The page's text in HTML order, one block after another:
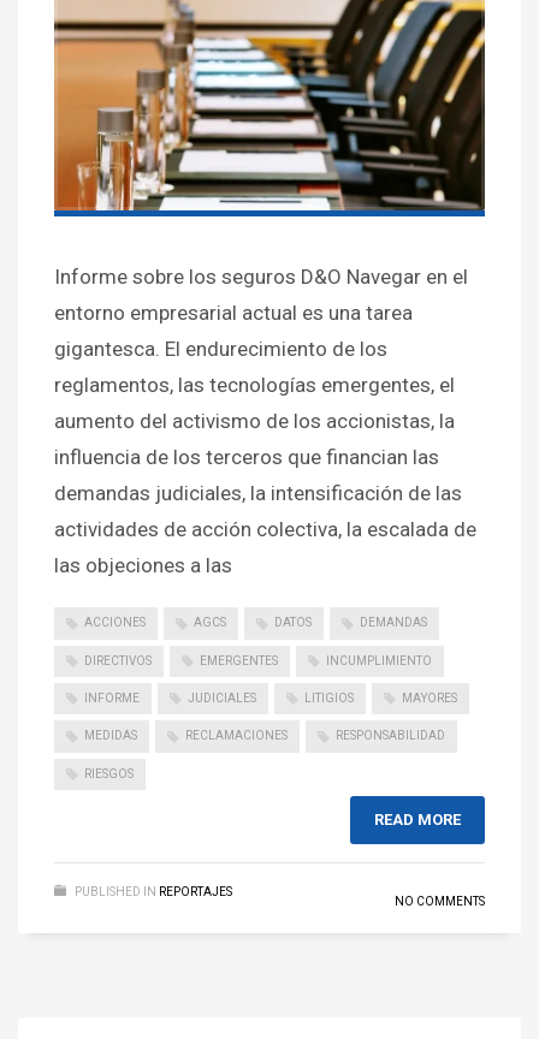
Informe sobre los seguros D&O Navegar en el
entorno empresarial actual es una tarea
gigantesca. El endurecimiento de los
reglamentos, las tecnologías emergentes, el
aumento del activismo de los accionistas, la
influencia de los terceros que financian las
demandas judiciales, la intensificación de las
actividades de acción colectiva, la escalada de
las objeciones a las
ACCIONES AGCS DATOS DEMANDAS
DIRECTIVOS EMERGENTES INCUMPLIMIENTO
INFORME JUDICIALES LITIGIOS MAYORES
MEDIDAS RECLAMACIONES RESPONSABILIDAD
RIESGOS
READ MORE
PUBLISHED IN REPORTAJES
NO COMMENTS